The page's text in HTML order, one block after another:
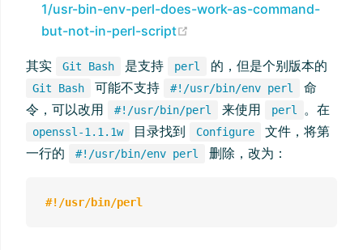
1/usr-bin-env-perl-does-work-as-command-
but-not-in-perl-script
其实 Git Bash 是支持 perl 的，但是个别版本的
Git Bash 可能不支持 #!/usr/bin/env perl
命
令，可以改用
#!/usr/bin/perl 来使用 perl 。在
openssl-1.1.1w 目录找到 Configure
文件，将第
一行的
#!/usr/bin/env perl 删除，改为：
#!/usr/bin/perl